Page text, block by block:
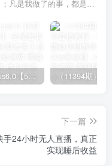
凡是我相信的，我都做了；凡是我做了的事，都是全身心地投入去做的
私域发售plus6.0【5月份线下课录音】/全域套装sop流程包，社群发售工具套装模型
下一篇
手24小时无人直播，真正
实现睡后收益